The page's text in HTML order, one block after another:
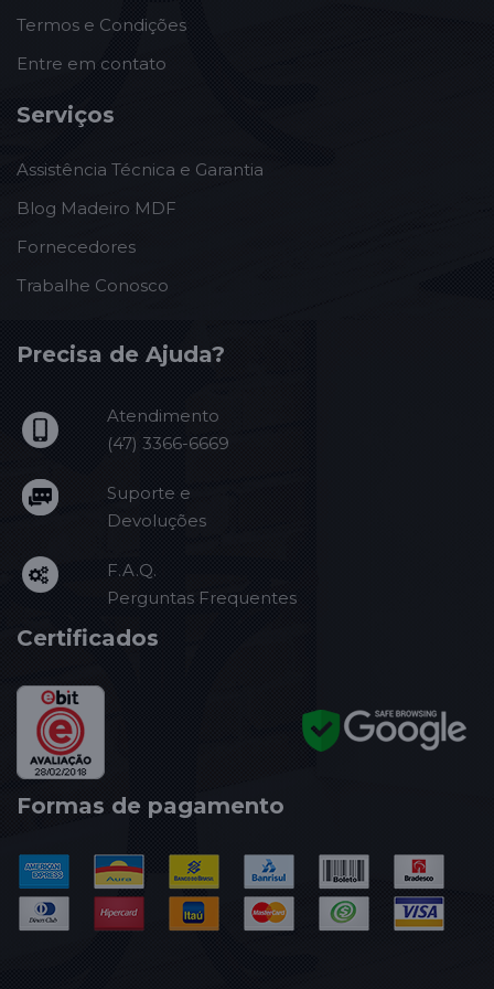
Termos e Condições
Entre em contato
Serviços
Assistência Técnica e Garantia
Blog Madeiro MDF
Fornecedores
Trabalhe Conosco
Precisa de Ajuda?
Atendimento
(47) 3366-6669
Suporte e
Devoluções
F.A.Q.
Perguntas Frequentes
Certificados
Formas de pagamento